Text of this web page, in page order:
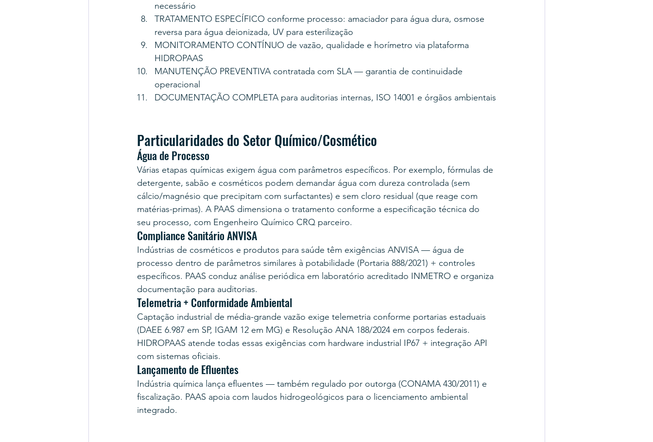
necessário
TRATAMENTO ESPECÍFICO conforme processo: amaciador para água dura, osmose
reversa para água deionizada, UV para esterilização
MONITORAMENTO CONTÍNUO de vazão, qualidade e horímetro via plataforma
HIDROPAAS
MANUTENÇÃO PREVENTIVA contratada com SLA — garantia de continuidade
operacional
DOCUMENTAÇÃO COMPLETA para auditorias internas, ISO 14001 e órgãos ambientais
Particularidades do Setor Químico/Cosmético
Água de Processo
Várias etapas químicas exigem água com parâmetros específicos. Por exemplo, fórmulas de
detergente, sabão e cosméticos podem demandar água com dureza controlada (sem
cálcio/magnésio que precipitam com surfactantes) e sem cloro residual (que reage com
matérias-primas). A PAAS dimensiona o tratamento conforme a especificação técnica do
seu processo, com Engenheiro Químico CRQ parceiro.
Compliance Sanitário ANVISA
Indústrias de cosméticos e produtos para saúde têm exigências ANVISA — água de
processo dentro de parâmetros similares à potabilidade (Portaria 888/2021) + controles
específicos. PAAS conduz análise periódica em laboratório acreditado INMETRO e organiza
documentação para auditorias.
Telemetria + Conformidade Ambiental
Captação industrial de média-grande vazão exige telemetria conforme portarias estaduais
(DAEE 6.987 em SP, IGAM 12 em MG) e Resolução ANA 188/2024 em corpos federais.
HIDROPAAS atende todas essas exigências com hardware industrial IP67 + integração API
com sistemas oficiais.
Lançamento de Efluentes
Indústria química lança efluentes — também regulado por outorga (CONAMA 430/2011) e
fiscalização. PAAS apoia com laudos hidrogeológicos para o licenciamento ambiental
integrado.